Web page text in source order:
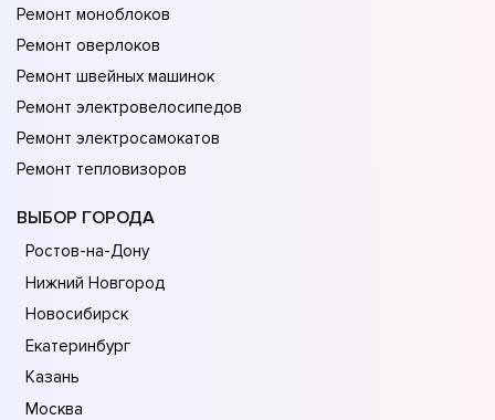
Ремонт моноблоков
Ремонт оверлоков
Ремонт швейных машинок
Ремонт электровелосипедов
Ремонт электросамокатов
Ремонт тепловизоров
ВЫБОР ГОРОДА
Ростов-на-Дону
Нижний Новгород
Новосибирск
Екатеринбург
Казань
Москва